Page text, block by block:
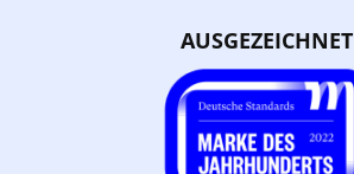
AUSGEZEICHNET